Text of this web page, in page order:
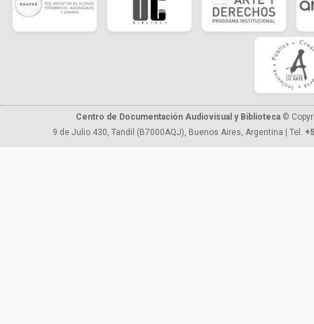
Centro de Documentación Audiovisual y Biblioteca ©
9 de Julio 430, Tandil (B7000AQJ), Buenos Aires, Argentina | Tel.